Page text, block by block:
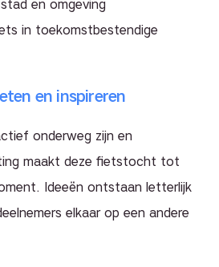
en omgeving
in toekomstbestendige
en inspireren
onderweg zijn en
maakt deze fietstocht tot
Ideeën ontstaan letterlijk
elkaar op een andere